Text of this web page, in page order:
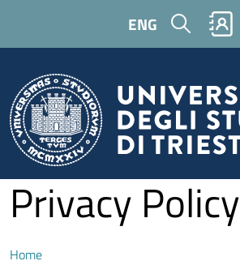
ENG Cerca
Privacy Policy
Home